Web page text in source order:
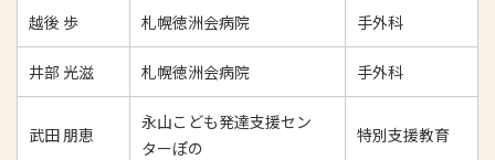
越後 歩 札幌徳洲会病院 手外科
井部 光滋 札幌徳洲会病院 手外科
武田 朋恵
永山こども発達支援セン
ターぽの
特別支援教育